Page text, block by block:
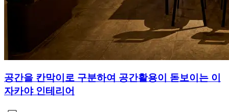
공간을 칸막이로 구분하여 공간활용이 돋보이는 이
자카야 인테리어